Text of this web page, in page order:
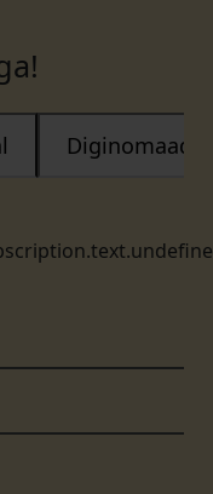
Diginomaad